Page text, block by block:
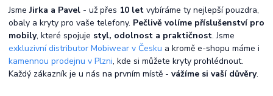
JsmeJirka a Pavel - už přes 10 let vybíráme ty nejlepší pouzdra,
obaly a kryty pro vaše telefony. Pečlivě volíme příslušenství pro
mobily, které spojuje styl, odolnost a praktičnost. Jsme
exkluzivní distributor Mobiwear v Česku a kromě e-shopu máme i
kamennou prodejnu v Plzni, kde si můžete kryty prohlédnout.
Každý zákazník je u nás na prvním místě - vážíme si vaší důvěry.